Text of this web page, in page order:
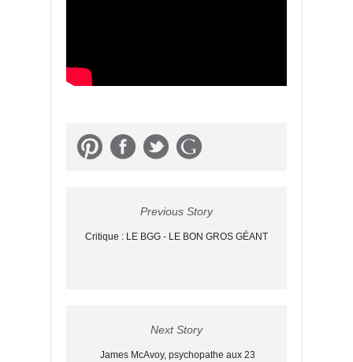
Previous Story
Critique : LE BGG - LE BON GROS GÉANT
Next Story
James McAvoy, psychopathe aux 23